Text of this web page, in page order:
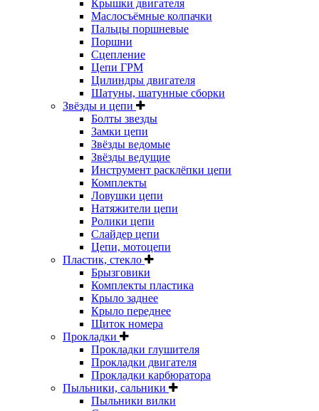
Крышки двигателя
Маслосъёмные колпачки
Пальцы поршневые
Поршни
Сцепление
Цепи ГРМ
Цилиндры двигателя
Шатуны, шатунные сборки
Звёзды и цепи
Болты звезды
Замки цепи
Звёзды ведомые
Звёзды ведущие
Инструмент расклёпки цепи
Комплекты
Ловушки цепи
Натяжители цепи
Ролики цепи
Слайдер цепи
Цепи, мотоцепи
Пластик, стекло
Брызговики
Комплекты пластика
Крыло заднее
Крыло переднее
Щиток номера
Прокладки
Прокладки глушителя
Прокладки двигателя
Прокладки карбюратора
Пыльники, сальники
Пыльники вилки